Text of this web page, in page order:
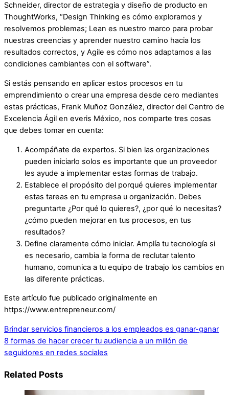
Schneider, director de estrategia y diseño de producto en
ThoughtWorks, “Design Thinking es cómo exploramos y
resolvemos problemas; Lean es nuestro marco para probar
nuestras creencias y aprender nuestro camino hacia los
resultados correctos, y Agile es cómo nos adaptamos a las
condiciones cambiantes con el software”.
Si estás pensando en aplicar estos procesos en tu
emprendimiento o crear una empresa desde cero mediantes
estas prácticas, Frank Muñoz González, director del Centro de
Excelencia Ágil en everis México, nos comparte tres cosas
que debes tomar en cuenta:
Acompáñate de expertos. Si bien las organizaciones
pueden iniciarlo solos es importante que un proveedor
les ayude a implementar estas formas de trabajo.
Establece el propósito del porqué quieres implementar
estas tareas en tu empresa u organización. Debes
preguntarte ¿Por qué lo quieres?, ¿por qué lo necesitas?
¿cómo pueden mejorar en tus procesos, en tus
resultados?
Define claramente cómo iniciar. Amplía tu tecnología si
es necesario, cambia la forma de reclutar talento
humano, comunica a tu equipo de trabajo los cambios en
las diferente prácticas.
Este artículo fue publicado originalmente en
https://www.entrepreneur.com/
Brindar servicios financieros a los empleados es ganar-ganar
8 formas de hacer crecer tu audiencia a un millón de
seguidores en redes sociales
Related Posts